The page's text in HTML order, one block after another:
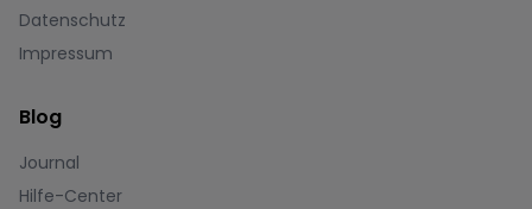
Datenschutz
Impressum
Blog
Journal
Hilfe-Center